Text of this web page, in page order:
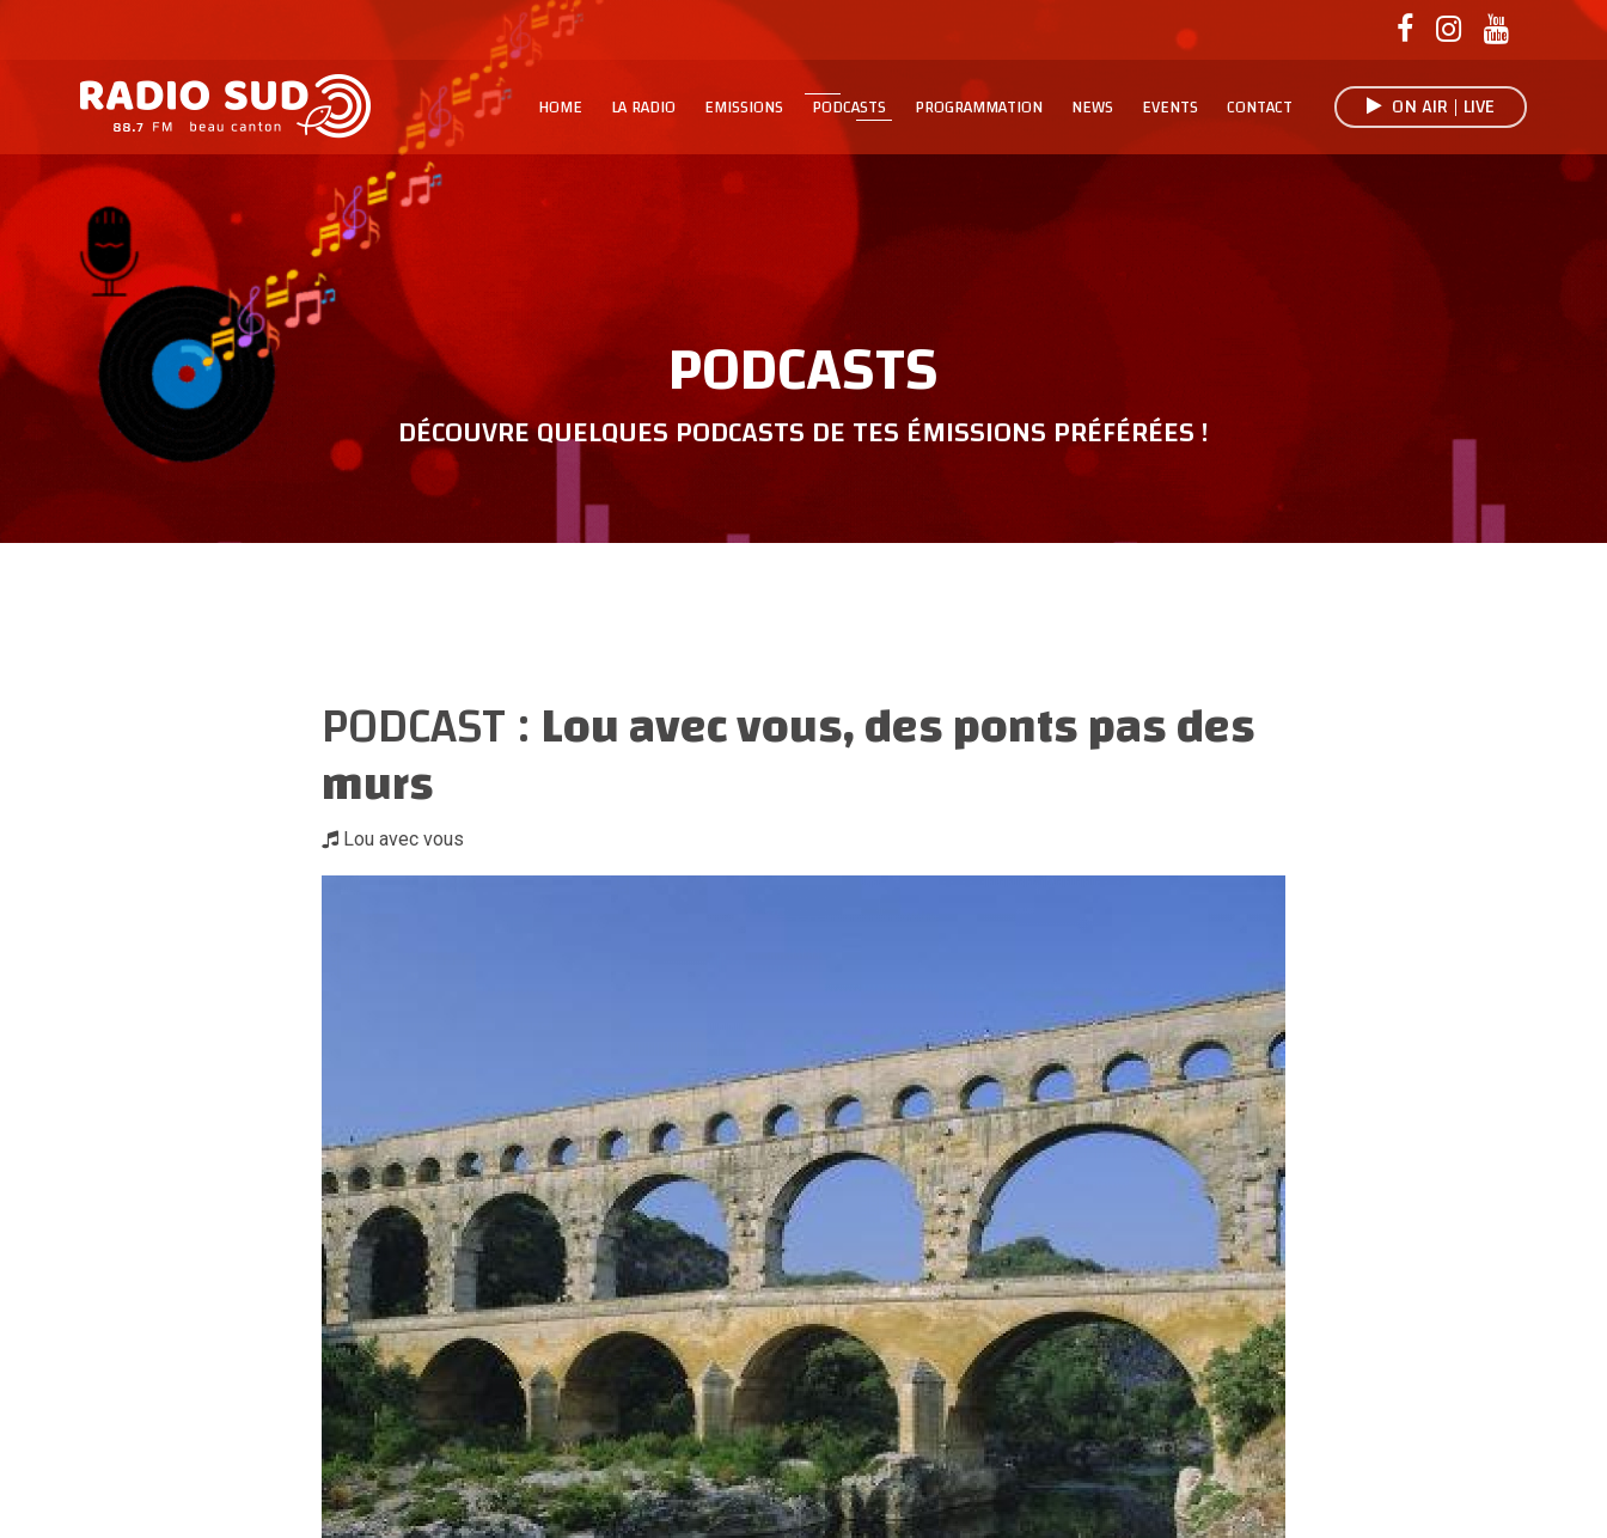
HOME LA RADIO EMISSIONS PODCASTS PROGRAMMATION NEWS EVENTS CONTACT ON AIR | LIVE
PODCASTS
DÉCOUVRE QUELQUES PODCASTS DE TES ÉMISSIONS PRÉFÉRÉES !
PODCAST :Lou avec vous, des ponts pas des
murs
Lou avec vous